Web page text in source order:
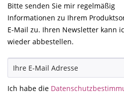
Bitte senden Sie mir regelmäßig
Informationen zu Ihrem
E-Mail zu. Ihren Newsletter kann
wieder abbestellen.
Ich habe die